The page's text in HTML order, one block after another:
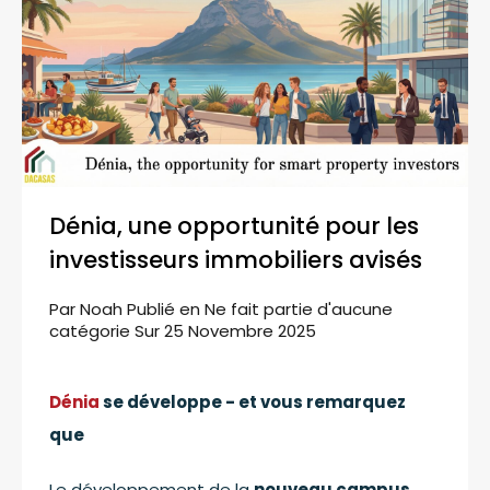
Dénia, une opportunité pour les
investisseurs immobiliers avisés
ParNoah Publié en Ne fait partie d'aucune
catégorie Sur25 Novembre 2025
Déniase développe - et vous remarquez
que